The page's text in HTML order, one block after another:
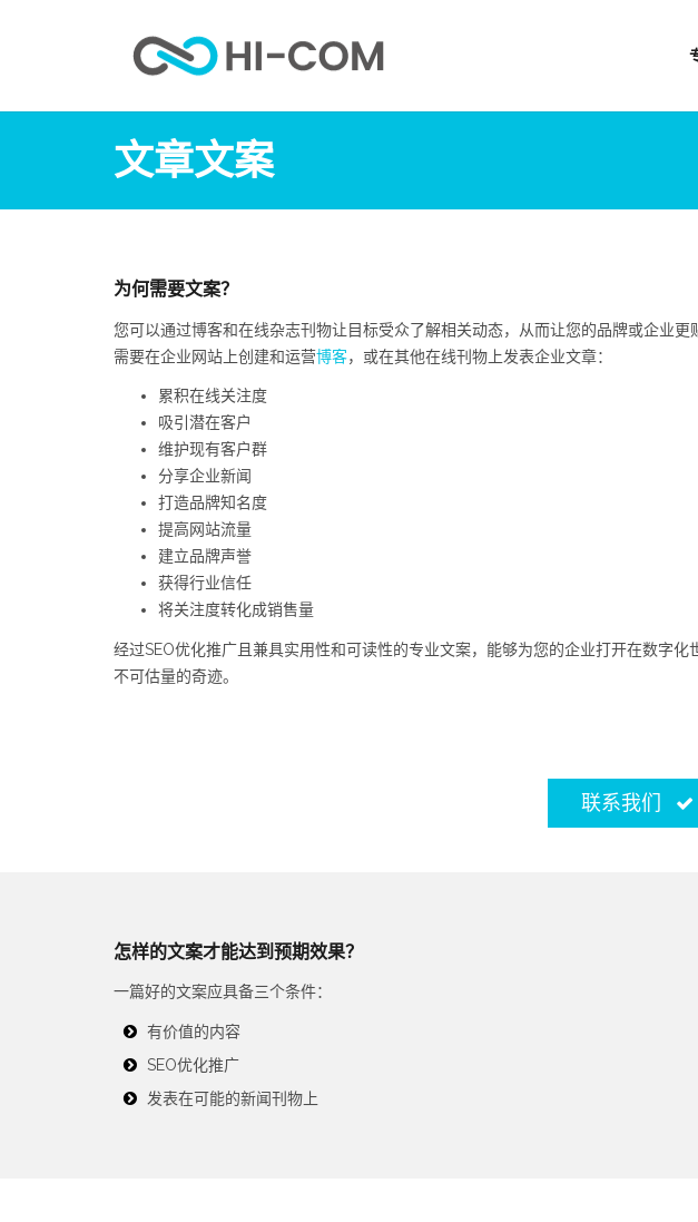
文章文案
为何需要文案？
您可以通过博客和在线杂志刊物让目标受众了解相关动态，从而让您的品牌或企业
需要在企业网站上创建和运营博客，或在其他在线刊物上发表企业文章：
累积在线关注度
吸引潜在客户
维护现有客户群
分享企业新闻
打造品牌知名度
提高网站流量
建立品牌声誉
获得行业信任
将关注度转化成销售量
经过SEO优化推广且兼具实用性和可读性的专业文案，能够为您的企业打开在数字
不可估量的奇迹。
联系我们
怎样的文案才能达到预期效果？
一篇好的文案应具备三个条件：
有价值的内容
SEO优化推广
发表在可能的新闻刊物上